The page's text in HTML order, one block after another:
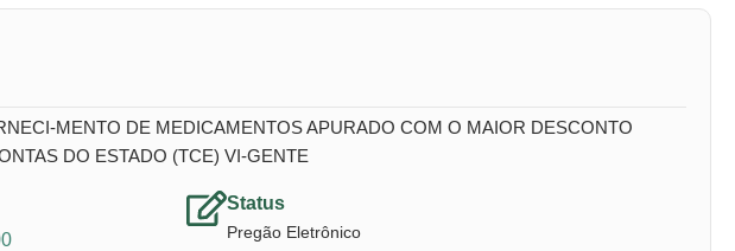
MENTO DE MEDICAMENTOS APURADO COM O MAIOR DESCONTO
DO ESTADO (TCE) VI-GENTE
Status
Pregão Eletrônico